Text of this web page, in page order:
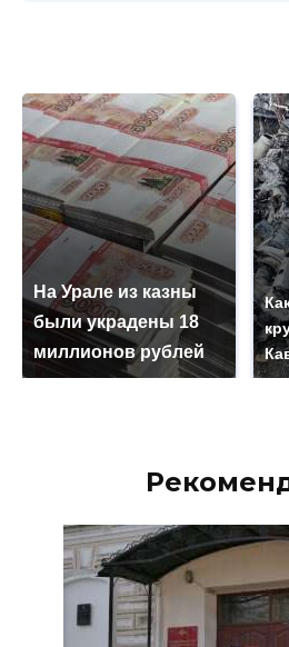
На Урале из казны
были украдены 18
миллионов рублей